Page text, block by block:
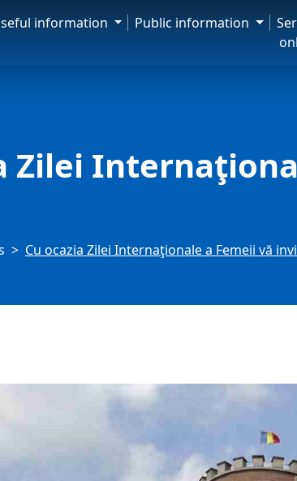
information Public information
Zilei
Cu ocazia Zilei Internaţionale a Femeii vă